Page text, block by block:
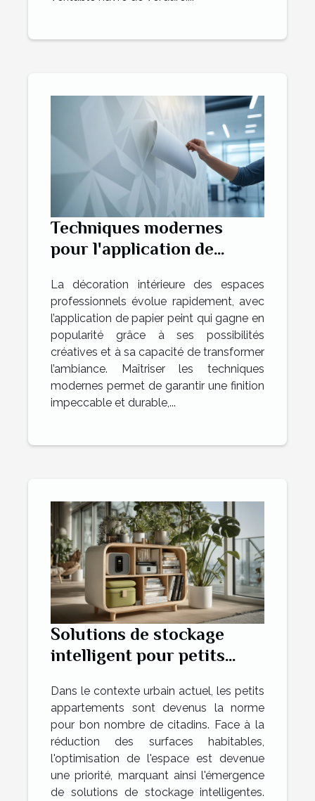
Techniques modernes
pour l'application de
espaces professionnels
La décoration intérieure des espaces
professionnels évolue rapidement, avec
l’application de papier peint qui gagne en
popularité grâce à ses possibilités
créatives et à sa capacité de transformer
l’ambiance. Maîtriser les techniques
modernes permet de garantir une finition
impeccable et durable,...
Solutions de stockage
intelligent pour petits
l'espace sans sacrifier le
style
Dans le contexte urbain actuel, les petits
appartements sont devenus la norme
pour bon nombre de citadins. Face à la
réduction des surfaces habitables,
l'optimisation de l'espace est devenue
une priorité, marquant ainsi l'émergence
de solutions de stockage intelligentes.